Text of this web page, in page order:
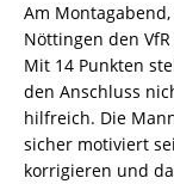
Am
Nöttingen den
Mit 14 Punkten
den Anschluss
hilfreich. Die
sicher motiviert
korrigieren und